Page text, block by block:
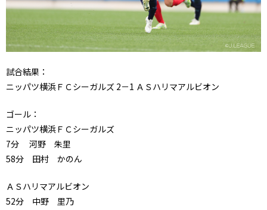
試合結果：
ニッパツ横浜ＦＣシーガルズ 2－1 ＡＳハリマアルビオン
ゴール：
ニッパツ横浜ＦＣシーガルズ
7分 河野 朱里
58分 田村 かのん
ＡＳハリマアルビオン
52分 中野 里乃